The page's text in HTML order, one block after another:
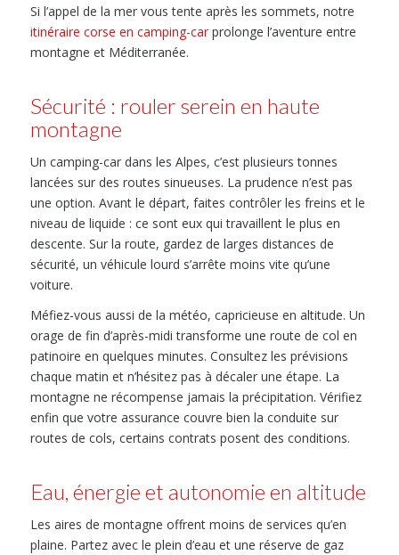
Si l’appel de la mer vous tente après les sommets, notre
itinéraire corse en camping-carprolonge l’aventure entre
montagne et Méditerranée.
Sécurité : rouler serein en haute
montagne
Un camping-car dans les Alpes, c’est plusieurs tonnes
lancées sur des routes sinueuses. La prudence n’est pas
une option. Avant le départ, faites contrôler les freins et le
niveau de liquide : ce sont eux qui travaillent le plus en
descente. Sur la route, gardez de larges distances de
sécurité, un véhicule lourd s’arrête moins vite qu’une
voiture.
Méfiez-vous aussi de la météo, capricieuse en altitude. Un
orage de fin d’après-midi transforme une route de col en
patinoire en quelques minutes. Consultez les prévisions
chaque matin et n’hésitez pas à décaler une étape. La
montagne ne récompense jamais la précipitation. Vérifiez
enfin que votre assurance couvre bien la conduite sur
routes de cols, certains contrats posent des conditions.
Eau, énergie et autonomie en altitude
Les aires de montagne offrent moins de services qu’en
plaine. Partez avec le plein d’eau et une réserve de gaz